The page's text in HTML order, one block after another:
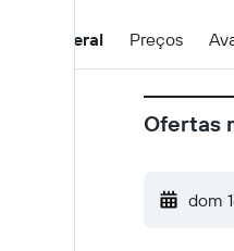
Visão geral Preços
Ofertas
dom